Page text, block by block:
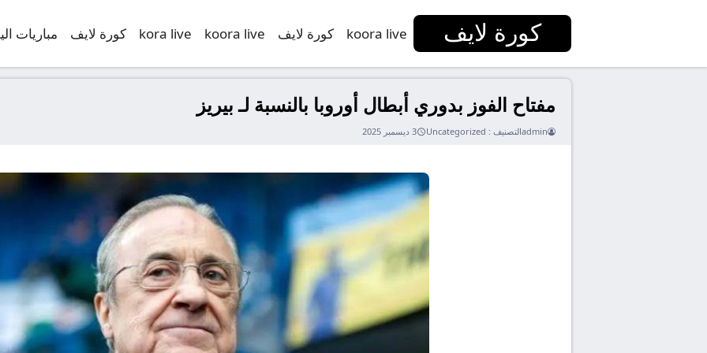
كورة لايف koora live كورة لايف koora live
kora live كورة لايف مباريات
مفتاح الفوز بدوري أبطال أوروبا بالنسبة لـ بيريز
adminالتصنيف : Uncategorized 3 ديسمبر 2025